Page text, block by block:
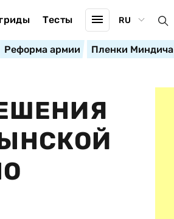
Тесты RU
Реформа армии Пленки Миндича